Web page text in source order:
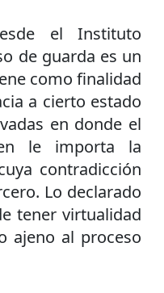
el Instituto
de guarda es un
como finalidad
a cierto estado
en donde el
le importa la
contradicción
Lo declarado
tener virtualidad
ajeno al proceso